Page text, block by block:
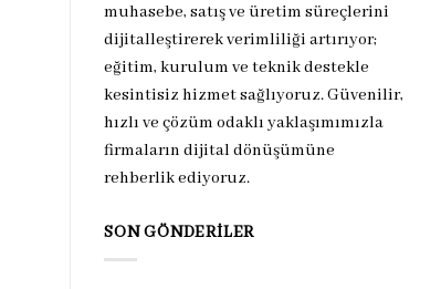
muhasebe, satış ve üretim süreçlerini
dijitalleştirerek verimliliği artırıyor;
eğitim, kurulum ve teknik destekle
kesintisiz hizmet sağlıyoruz. Güvenilir,
hızlı ve çözüm odaklı yaklaşımımızla
firmaların dijital dönüşümüne
rehberlik ediyoruz.
SON GÖNDERILER